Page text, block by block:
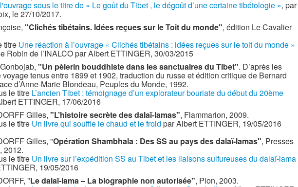
sous le titre de « Le goût du Tibet , le dégoût d’une certaine tibétologie », par
le 27/10/2017.
"Clichés tibétains. Idées reçues sur le Toit du monde", édition Le Cavalier
titre Une réaction à l’ouvrage « Clichés tibétains : idées reçues sur le toit du monde »
Robin de l’INALCO par Albert ETTINGER, 30/03/2015
"Un pèlerin bouddhiste dans les sanctuaires du Tibet". D’après les
voyage tenus entre 1899 et 1902, traduction du russe et édition critique de Bernard
d’Anne-Marie Blondeau, Peuples du Monde, 1992.
le titre L’ancien Tibet : témoignage d’un explorateur bouriate du début du 20ème
ETTINGER, 17/06/2016
Gilles, "L’histoire secrète des dalaï-lamas", Flammarion, 2009.
le titre Un livre qui souffle le chaud et le froid par Albert ETTINGER, 19/05/2016
Gilles, "Opération Shambhala : Des SS au pays des dalaï-lamas", Presses
2012.
le titre Un livre sur l’expédition SS au Tibet et les liaisons sulfureuses du dalaï-lama
19/05/2016
"Le dalaï-lama – La biographie non autorisée", Plon, 2003.